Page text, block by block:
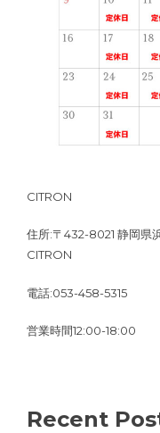
CITRON
住所:〒432-8021 静岡県
CITRON
電話:053-458-5315
営業時間12:00-18:00
Recent